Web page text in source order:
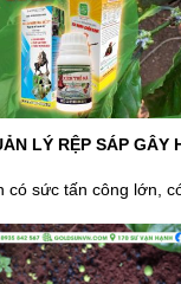
LÝ RỆP SÁP GÂY
có sức tấn công lớn,